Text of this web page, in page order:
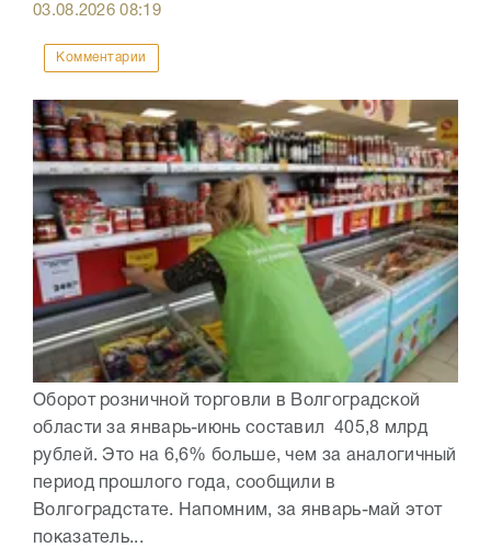
03.08.202608:19
Комментарии
Оборот розничной торговли в Волгоградской
области за январь-июнь составил 405,8 млрд
рублей. Это на 6,6% больше, чем за аналогичный
период прошлого года, сообщили в
Волгоградстате. Напомним, за январь-май этот
показатель...